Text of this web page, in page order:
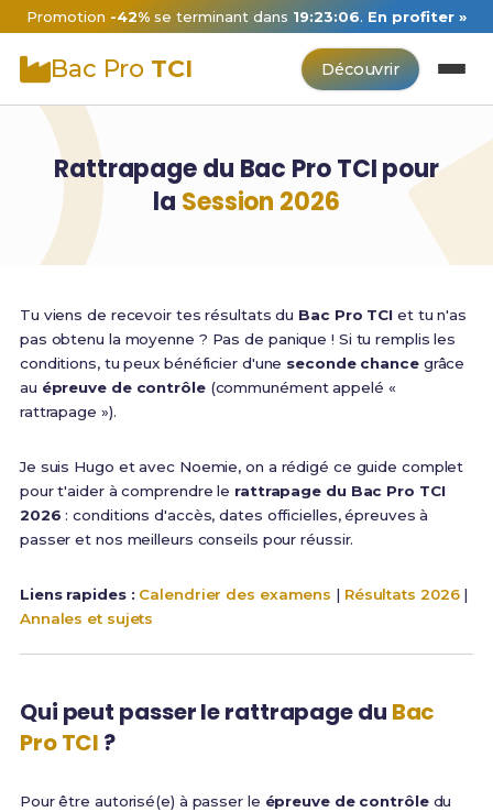
Promotion -42% se terminant dans 19:23:05. En profiter »
Bac Pro TCI Découvrir
Rattrapage du Bac Pro TCI pour
la Session 2026
Tu viens de recevoir tes résultats du Bac Pro TCI et tu n'as
pas obtenu la moyenne ? Pas de panique ! Si tu remplis les
conditions, tu peux bénéficier d'une seconde chancegrâce
au épreuve de contrôle(communément appelé «
rattrapage »).
Je suis Hugo et avec Noemie, on a rédigé ce guide complet
pour t'aider à comprendre le rattrapage du Bac Pro TCI
2026 : conditions d'accès, dates officielles, épreuves à
passer et nos meilleurs conseils pour réussir.
Liens rapides : Calendrier des examens | Résultats 2026|
Annales et sujets
Qui peut passer le rattrapage du Bac
Pro TCI ?
Pour être autorisé(e) à passer le épreuve de contrôledu